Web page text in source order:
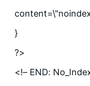
}
?>
<!– END: